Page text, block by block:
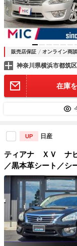
販売店保証 オンライン商
神奈川県横浜市都筑区
在庫
UP 日産
ティアナ ＸＶ ナビ
／黒本革シート／シ
ーモニター／フルセ
突被害軽減ブレーキ